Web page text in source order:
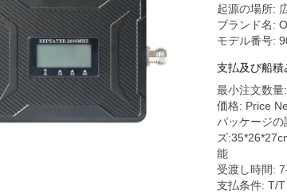
起源の場所:
ブランド名:
モデル番号:
支払及び船積
最小注文数量
価格: Price
パッケージ
ズ
能
受渡し時間:
支払条件: T/T